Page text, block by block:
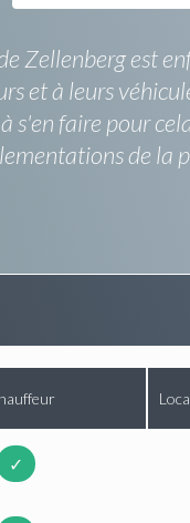
Zellenberg est
et à leurs
s'en faire pour
de la
✓